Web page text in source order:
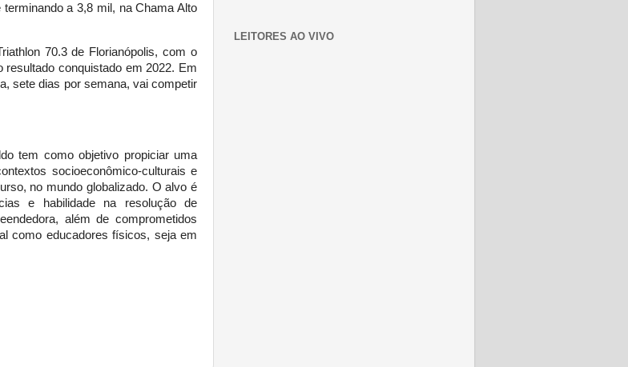
a 3,8 mil, na Chama Alto
70.3 de Florianópolis, com o
conquistado em 2022. Em
sete dias por semana, vai competir
tem como objetivo propiciar uma
socioeconômico-culturais e
no mundo globalizado. O alvo é
e habilidade na resolução de
além de comprometidos
como educadores físicos, seja em
LEITORES AO VIVO